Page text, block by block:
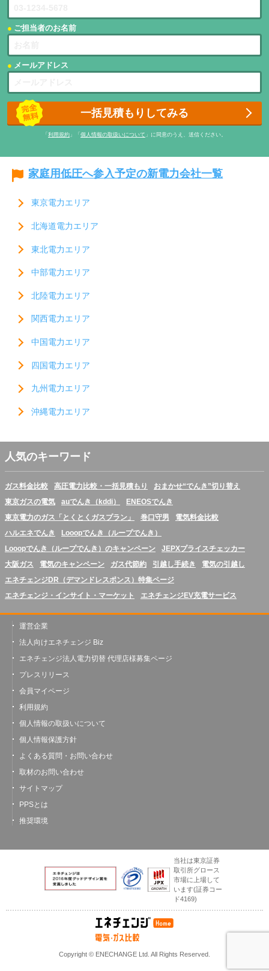
ご担当者のお名前
メールアドレス
一括見積もりしてみる
「 利用規約 」「 個人情報の取扱いについて 」に同意のうえ、送信ください。
家庭用低圧へ参入予定の新電力会社一覧
東京電力エリア
北海道電力エリア
東北電力エリア
中部電力エリア
北陸電力エリア
関西電力エリア
中国電力エリア
四国電力エリア
九州電力エリア
沖縄電力エリア
人気のキーワード
ガス料金比較 高圧電力比較・一括見積もり
おまかせ“でんき”切り替え
東京ガスの電気
auでんき（kddi）
ENEOSでんき
東京電力のガス「とくとくガスプラン」
巻口守男
電気料金比較
ハルエネでんき
Looopでんき（ループでんき）
Looopでんき（ループでんき）のキャンペーン
JEPXプライスチェッカー
大阪ガス
電気のキャンペーン ガス代節約 引越し手続き
電気の引越し
エネチェンジDR（デマンドレスポンス）特集ページ
エネチェンジ・インサイト・マーケット
エネチェンジEV充電サービス
運営企業
法人向けエネチェンジ Biz
エネチェンジ法人電力切替 代理店様募集ページ
プレスリリース
会員マイページ
利用規約
個人情報の取扱いについて
個人情報保護方針
よくある質問・お問い合わせ
取材のお問い合わせ
サイトマップ
PPSとは
推奨環境
当社は東京証券
取引所グロース
市場に上場して
います(証券コー
ド4169)
Copyright © ENECHANGE Ltd. All Rights Reserved.